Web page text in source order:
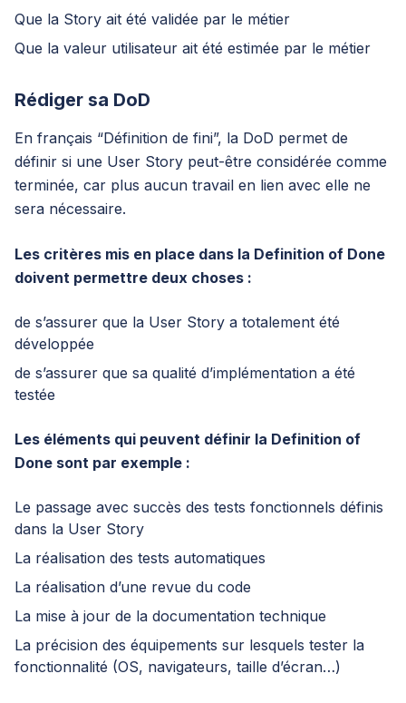
Que la Story ait été validée par le métier
Que la valeur utilisateur ait été estimée par le métier
Rédiger sa DoD
En français “Définition de fini”, la DoD permet de
définir si une User Story peut-être considérée comme
terminée, car plus aucun travail en lien avec elle ne
sera nécessaire.
Les critères mis en place dans la Definition of Done
doivent permettre deux choses :
de s’assurer que la User Story a totalement été
développée
de s’assurer que sa qualité d’implémentation a été
testée
Les éléments qui peuvent définir la Definition of
Done sont par exemple :
Le passage avec succès des tests fonctionnels définis
dans la User Story
La réalisation des tests automatiques
La réalisation d’une revue du code
La mise à jour de la documentation technique
La précision des équipements sur lesquels tester la
fonctionnalité (OS, navigateurs, taille d’écran…)